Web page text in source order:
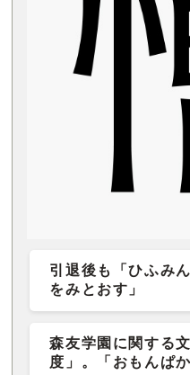
引退後も「ひふみ
をみとおす」
森友学園に関する
度」。「おもんぱか